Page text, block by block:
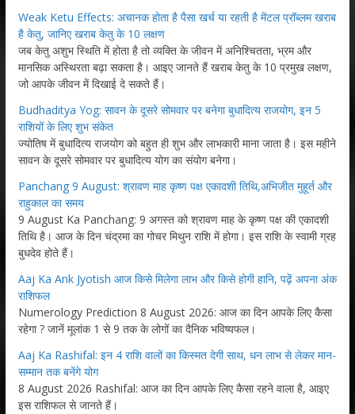
Weak Ketu Effects: अचानक होता है पैसा खर्च या रहती है मेंटल प्रॉब्लम खराब
है केतु, जानिए खराब केतु के 10 लक्षण
जब केतु अशुभ स्थिति में होता है तो व्यक्ति के जीवन में अनिश्चितता, भ्रम और
मानसिक अस्थिरता बढ़ा सकता है। आइए जानते हैं खराब केतु के 10 प्रमुख लक्षण,
जो आपके जीवन में दिखाई दे सकते हैं।
Budhaditya Yog: सावन के दूसरे सोमवार पर बनेगा बुधादित्य राजयोग, इन 5
राशियों के लिए शुभ संकेत
ज्योतिष में बुधादित्य राजयोग को बहुत ही शुभ और लाभकारी माना जाता है। इस महीने
सावन के दूसरे सोमवार पर बुधादित्य योग का संयोग बनेगा।
Panchang 9 August: श्रावण माह कृष्ण पक्ष एकादशी तिथि,अभिजीत मुहूर्त और
राहुकाल का समय
9 August Ka Panchang: 9 अगस्त को श्रावण माह के कृष्ण पक्ष की एकादशी
तिथि है। आज के दिन चंद्रमा का गोचर मिथुन राशि में होगा। इस राशि के स्वामी ग्रह
बुधदेव होते हैं।
Aaj Ka Ank Jyotish आज किसे मिलेगा लाभ और किसे होगी हानि, पढ़ें अपना अंक
राशिफल
Numerology Prediction 8 August 2026: आज का दिन आपके लिए कैसा
रहेगा ? जानें मूलांक 1 से 9 तक के लोगों का दैनिक भविष्यफल।
Aaj Ka Rashifal: इन 4 राशि वालों का किस्मत देगी साथ, धन लाभ से लेकर मान-
सम्मान तक बनेंगे योग
8 August 2026 Rashifal: आज का दिन आपके लिए कैसा रहने वाला है, आइए
इस राशिफल से जानते हैं।